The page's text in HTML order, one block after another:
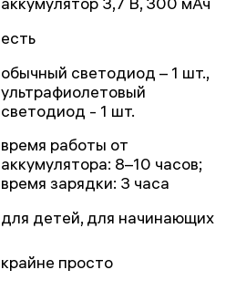
есть
обычный светодиод – 1 шт.,
ультрафиолетовый
светодиод - 1 шт.
время работы от
аккумулятора: 8–10 часов;
время зарядки: 3 часа
для детей, для начинающих
крайне просто